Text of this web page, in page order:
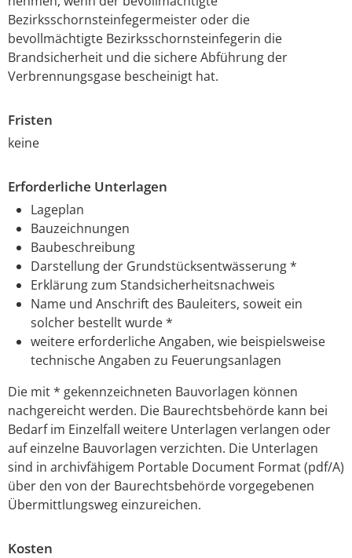
Bezirksschornsteinfegermeister oder die
bevollmächtigte Bezirksschornsteinfegerin die
Brandsicherheit und die sichere Abführung der
Verbrennungsgase bescheinigt hat.
Fristen
keine
Erforderliche Unterlagen
Lageplan
Bauzeichnungen
Baubeschreibung
Darstellung der Grundstücksentwässerung *
Erklärung zum Standsicherheitsnachweis
Name und Anschrift des Bauleiters, soweit ein
solcher bestellt wurde *
weitere erforderliche Angaben, wie beispielsweise
technische Angaben zu Feuerungsanlagen
Die mit * gekennzeichneten Bauvorlagen können
nachgereicht werden. Die Baurechtsbehörde kann bei
Bedarf im Einzelfall weitere Unterlagen verlangen oder
auf einzelne Bauvorlagen verzichten. Die Unterlagen
sind in archivfähigem Portable Document Format (pdf/A)
über den von der Baurechtsbehörde vorgegebenen
Übermittlungsweg einzureichen.
Kosten